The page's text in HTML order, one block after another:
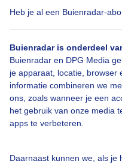
Heb je al een Buienradar-
Buienradar is onderdeel
Buienradar en DPG Media
je apparaat, locatie, browser
informatie combineren we
ons, zoals wanneer je een
het gebruik van onze media
apps te verbeteren.
Daarnaast kunnen we, als je
Gevoelstemperatuur